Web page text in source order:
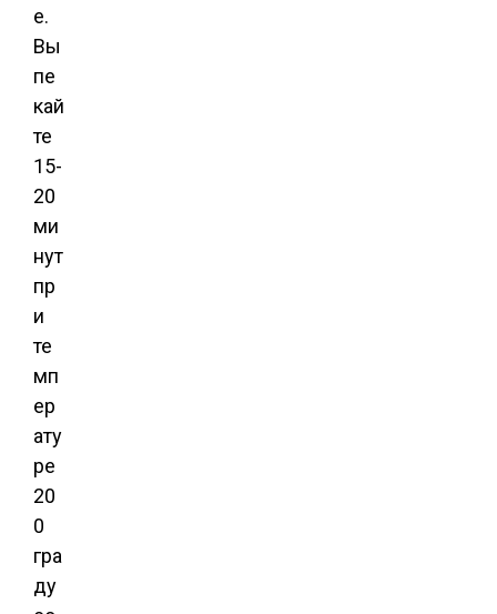
е.
Вы
пе
кай
те
15-
20
ми
нут
пр
и
те
мп
ер
ату
ре
20
0
гра
ду